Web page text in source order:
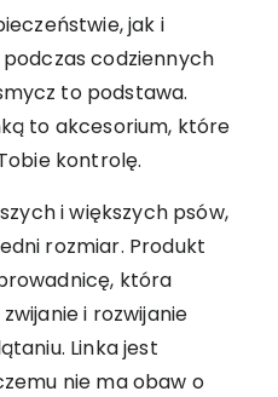
jak i
codziennych
to podstawa.
to akcesorium, które
kontrolę.
i większych psów,
rozmiar. Produkt
która
i rozwijanie
Linka jest
nie ma obaw o